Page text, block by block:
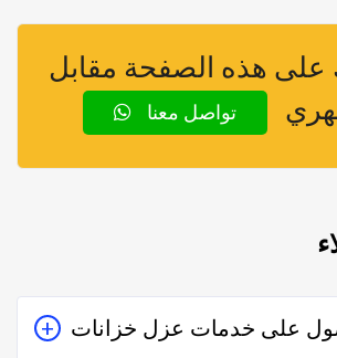
هذه الصفحة مقابل
تواصل معنا
على خدمات عزل خزانات